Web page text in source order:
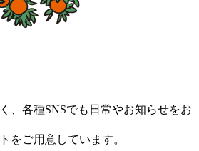
、各種SNSでも日常やお知らせをお
をご用意しています。